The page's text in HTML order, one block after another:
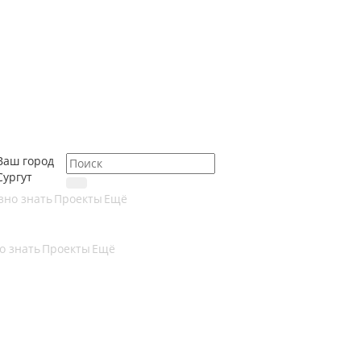
город
знатьПроекты Ещё
знатьПроекты Ещё